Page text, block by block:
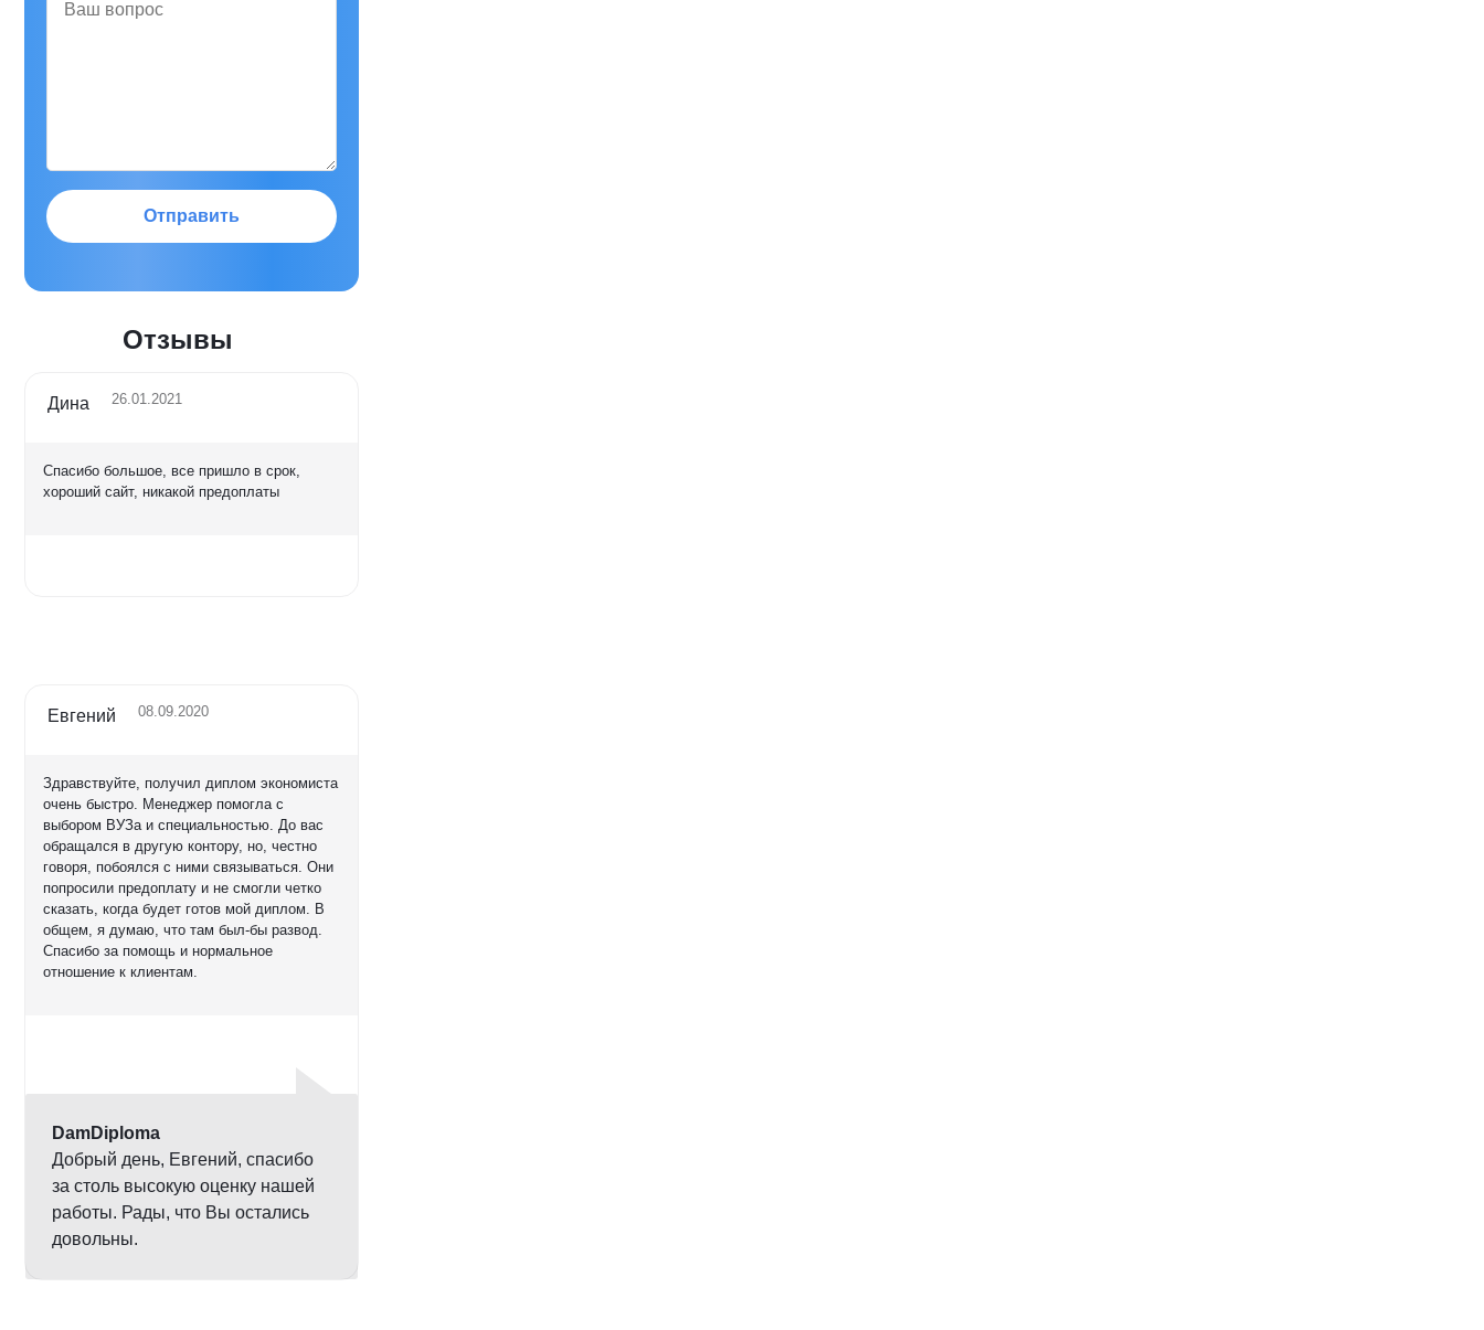
Отправить
Отзывы
Дина 26.01.2021
Спасибо большое, все пришло в срок,
хороший сайт, никакой предоплаты
Евгений 08.09.2020
Здравствуйте, получил диплом экономиста
очень быстро. Менеджер помогла с
выбором ВУЗа и специальностью. До вас
обращался в другую контору, но, честно
говоря, побоялся с ними связываться. Они
попросили предоплату и не смогли четко
сказать, когда будет готов мой диплом. В
общем, я думаю, что там был-бы развод.
Спасибо за помощь и нормальное
отношение к клиентам.
DamDiploma
Добрый день, Евгений, спасибо
за столь высокую оценку нашей
работы. Рады, что Вы остались
довольны.